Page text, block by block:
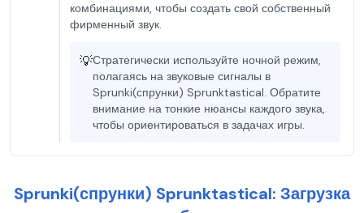
комбинациями, чтобы создать свой собственный
фирменный звук.
💡Стратегически используйте ночной режим,
полагаясь на звуковые сигналы в
Sprunki(спрунки) Sprunktastical. Обратите
внимание на тонкие нюансы каждого звука,
чтобы ориентироваться в задачах игры.
Sprunki(спрунки) Sprunktastical: Загрузка